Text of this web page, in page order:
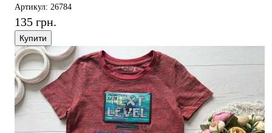
Артикул: 26784
135 грн.
Купити